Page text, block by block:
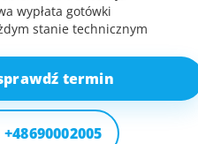
wypłata gotówki
stanie technicznym
termin